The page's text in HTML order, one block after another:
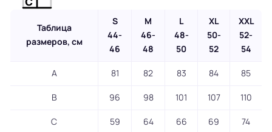
Таблица
размеров, см
S
44-
46
M
46-
48
L
48-
50
XL
50-
52
XXL
52-
54
A 81 82 83 84 85
B 96 98 101 107 110
C 59 64 66 69 74